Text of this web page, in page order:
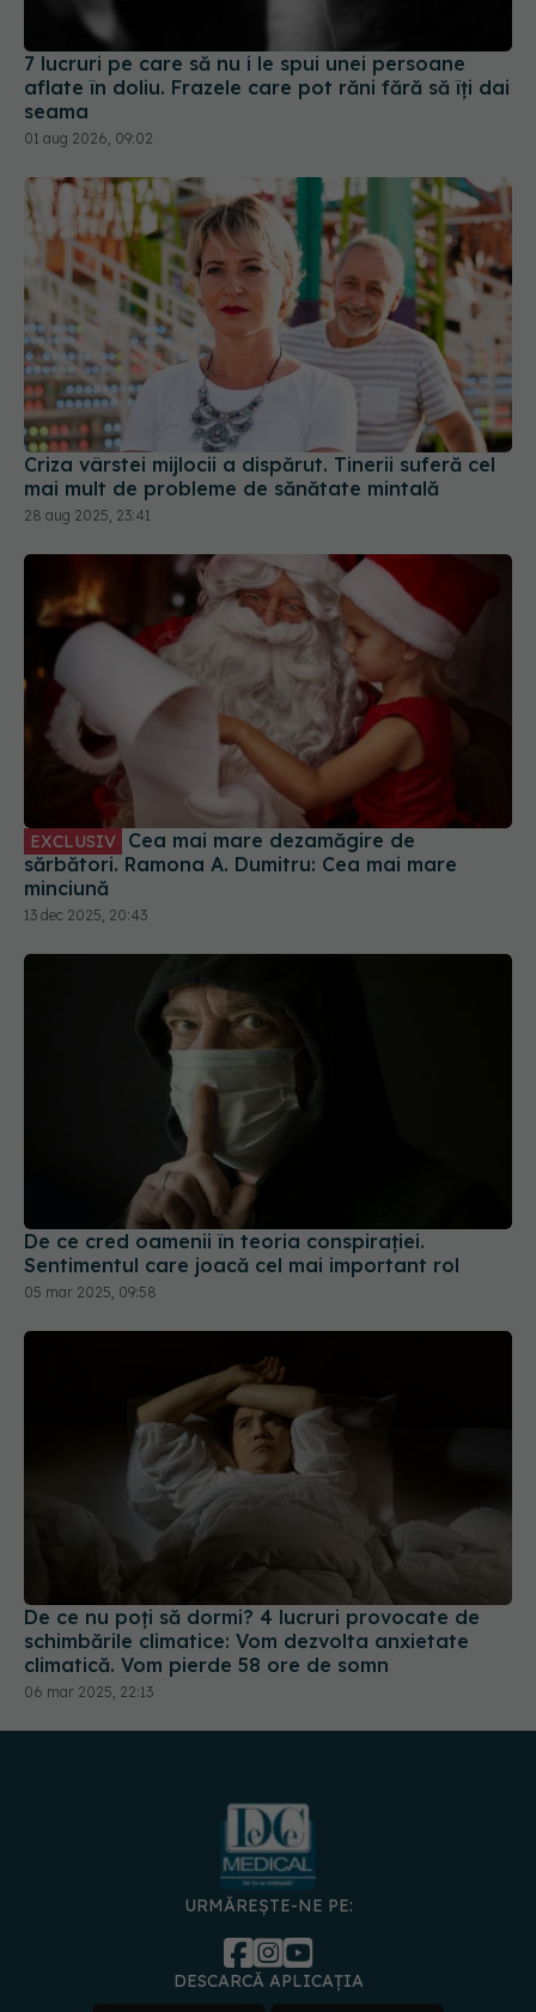
7 lucruri pe care să nu i le spui unei persoane
aflate în doliu. Frazele care pot răni fără să îți dai
seama
01 aug 2026, 09:02
Criza vârstei mijlocii a dispărut. Tinerii suferă cel
mai mult de probleme de sănătate mintală
28 aug 2025, 23:41
EXCLUSIV
sărbători. Ramona A. Dumitru: Cea mai mare
minciună
13 dec 2025, 20:43
De ce cred oamenii în teoria conspirației.
Sentimentul care joacă cel mai important rol
05 mar 2025, 09:58
De ce nu poți să dormi? 4 lucruri provocate de
schimbările climatice: Vom dezvolta anxietate
climatică. Vom pierde 58 ore de somn
06 mar 2025, 22:13
URMĂREȘTE-NE PE:
DESCARCĂ APLICAȚIA